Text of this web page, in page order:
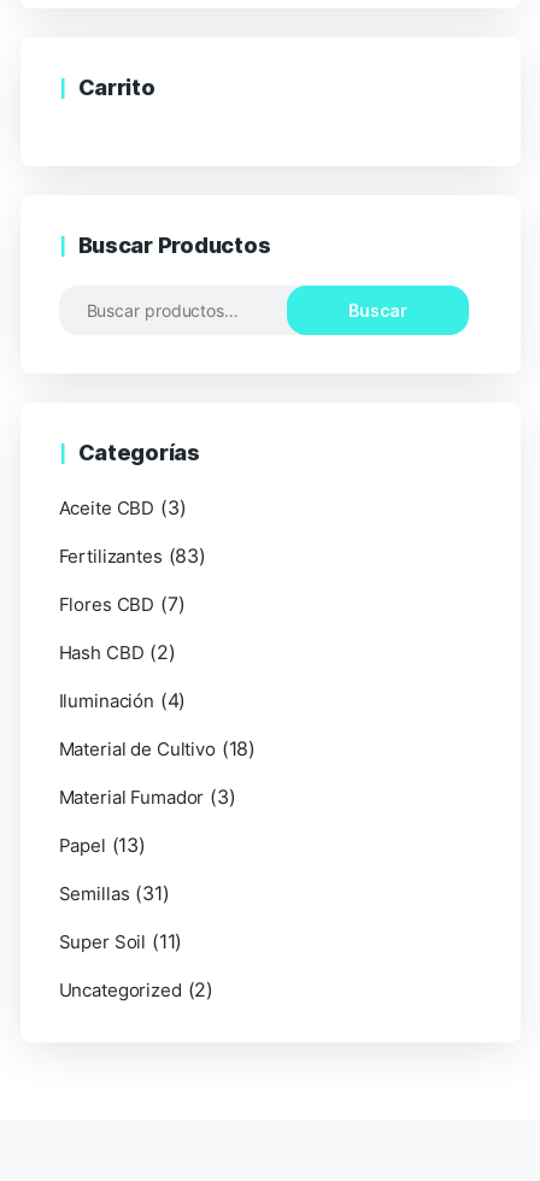
Carrito
Buscar Productos
Buscar
Categorías
Aceite CBD (3)
Fertilizantes (83)
Flores CBD (7)
Hash CBD (2)
Iluminación (4)
Material de Cultivo (18)
Material Fumador (3)
Papel (13)
Semillas (31)
Super Soil (11)
Uncategorized (2)